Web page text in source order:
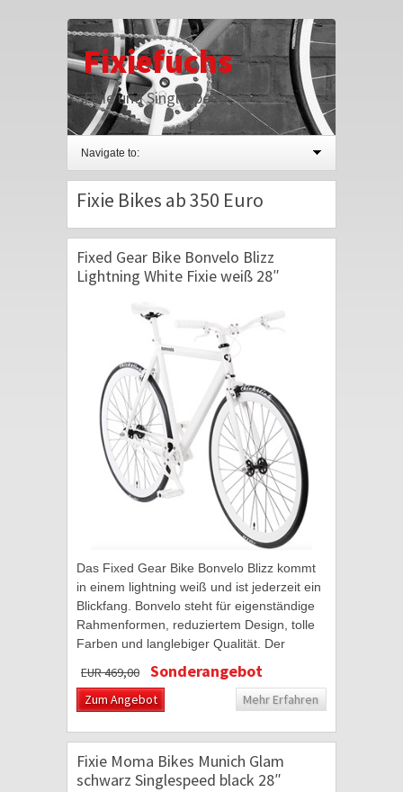
Fixiefuchs
Fixie und Singlespeed
Navigate to:
Fixie Bikes ab 350 Euro
Fixed Gear Bike Bonvelo Blizz
Lightning White Fixie weiß 28″
Das Fixed Gear Bike Bonvelo Blizz kommt
in einem lightning weiß und ist jederzeit ein
Blickfang. Bonvelo steht für eigenständige
Rahmenformen, reduziertem Design, tolle
Farben und langlebiger Qualität. Der
EUR 469,00 Sonderangebot
Zum Angebot Mehr Erfahren
Fixie Moma Bikes Munich Glam
schwarz Singlespeed black 28″